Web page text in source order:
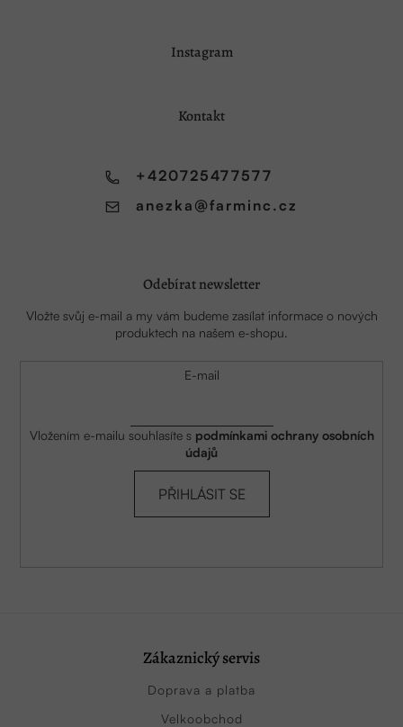
Instagram
Kontakt
anezka @farminc.cz
+420725477577
Odebírat newsletter
Vložte svůj e-mail a my vám budeme zasílat informace o nových
produktech na našem e-shopu.
E-mail
Vložením e-mailu souhlasíte s podmínkami ochrany osobních
údajů
PŘIHLÁSIT SE
Zákaznický servis
Doprava a platba
Velkoobchod